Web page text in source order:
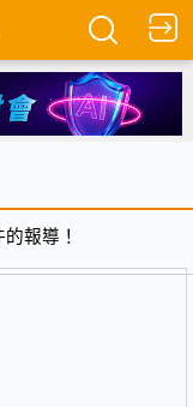
報導！